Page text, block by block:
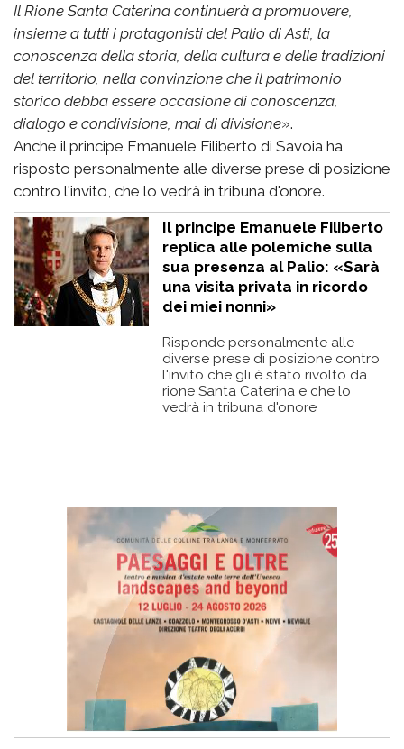
Il Rione Santa Caterina continuerà a promuovere,
insieme a tutti i protagonisti del Palio di Asti, la
conoscenza della storia, della cultura e delle tradizioni
del territorio, nella convinzione che il patrimonio
storico debba essere occasione di conoscenza,
dialogo e condivisione, mai di divisione».
Anche il principe Emanuele Filiberto di Savoia ha
risposto personalmente alle diverse prese di posizione
contro l'invito, che lo vedrà in tribuna d'onore.
Il principe Emanuele Filiberto
replica alle polemiche sulla
sua presenza al Palio: «Sarà
una visita privata in ricordo
dei miei nonni»
Risponde personalmente alle
diverse prese di posizione contro
l'invito che gli è stato rivolto da
rione Santa Caterina e che lo
vedrà in tribuna d'onore